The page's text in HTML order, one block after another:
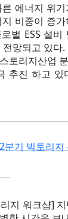
에너지 위
비중이 증
벌 ESS 설비
망되고 있다
토리지산업
추진 하고 있
분기 빅토리지
지 워크샵]